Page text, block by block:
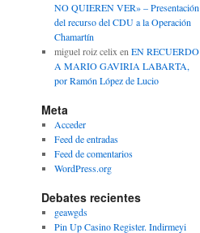
NO QUIEREN VER» – Presentación
del recurso del CDU a la Operación
Chamartín
miguel roiz celix en EN RECUERDO
A MARIO GAVIRIA LABARTA,
por Ramón López de Lucio
Meta
Acceder
Feed de entradas
Feed de comentarios
WordPress.org
Debates recientes
geawgds
Pin Up Casino Register. Indirmeyi